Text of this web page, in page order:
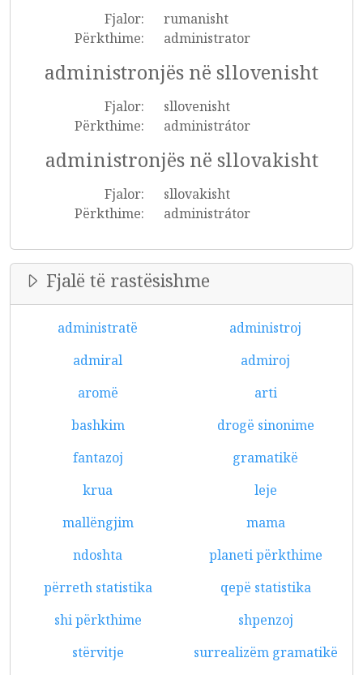
Fjalor:
rumanisht
Përkthime:
administrator
administronjës në sllovenisht
Fjalor:
sllovenisht
Përkthime:
administrátor
administronjës në sllovakisht
Fjalor:
sllovakisht
Përkthime:
administrátor
Fjalë të rastësishme
administratë
administroj
admiral
admiroj
aromë
arti
bashkim
drogë sinonime
fantazoj
gramatikë
krua
leje
mallëngjim
mama
ndoshta
planeti përkthime
përreth statistika
qepë statistika
shi përkthime
shpenzoj
stërvitje
surrealizëm gramatikë